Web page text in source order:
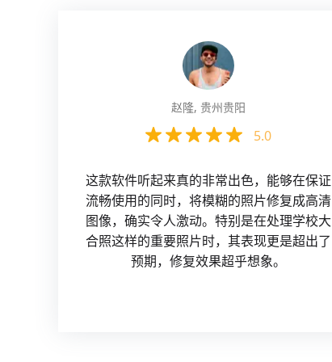
赵隆, 贵州贵阳
5.0
这款软件听起来真的非常出色，能够在保证
流畅使用的同时，将模糊的照片修复成高清
图像，确实令人激动。特别是在处理学校大
合照这样的重要照片时，其表现更是超出了
预期，修复效果超乎想象。